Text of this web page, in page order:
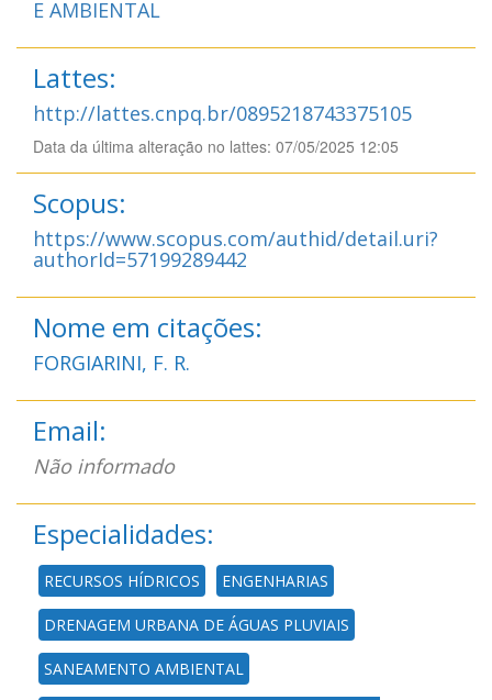
E AMBIENTAL
Lattes:
http://lattes.cnpq.br/0895218743375105
Data da última alteração no lattes: 07/05/2025 12:05
Scopus:
https://www.scopus.com/authid/detail.uri?
authorId=57199289442
Nome em citações:
FORGIARINI, F. R.
Email:
Não informado
Especialidades:
RECURSOS HÍDRICOS ENGENHARIAS
DRENAGEM URBANA DE ÁGUAS PLUVIAIS
SANEAMENTO AMBIENTAL